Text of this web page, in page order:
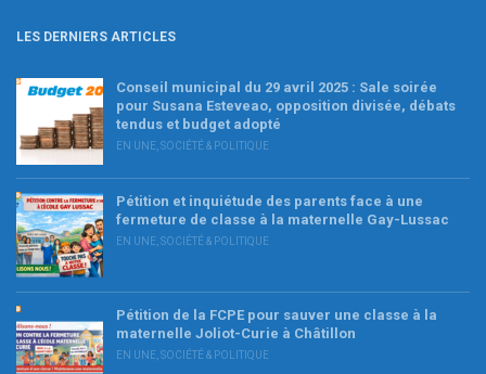
LES DERNIERS ARTICLES
Conseil municipal du 29 avril 2025 : Sale soirée
pour Susana Esteveao, opposition divisée, débats
tendus et budget adopté
EN UNE SOCIÉTÉ & POLITIQUE
Pétition et inquiétude des parents face à une
fermeture de classe à la maternelle Gay-Lussac
EN UNE SOCIÉTÉ & POLITIQUE
Pétition de la FCPE pour sauver une classe à la
maternelle Joliot-Curie à Châtillon
EN UNE SOCIÉTÉ & POLITIQUE